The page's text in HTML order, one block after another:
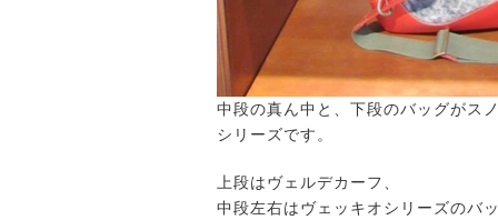
中段の真ん中と、下段のバッグがス
シリーズです。
上段はヴェルデカーフ、
中段左右はヴェッキオシリーズのバ